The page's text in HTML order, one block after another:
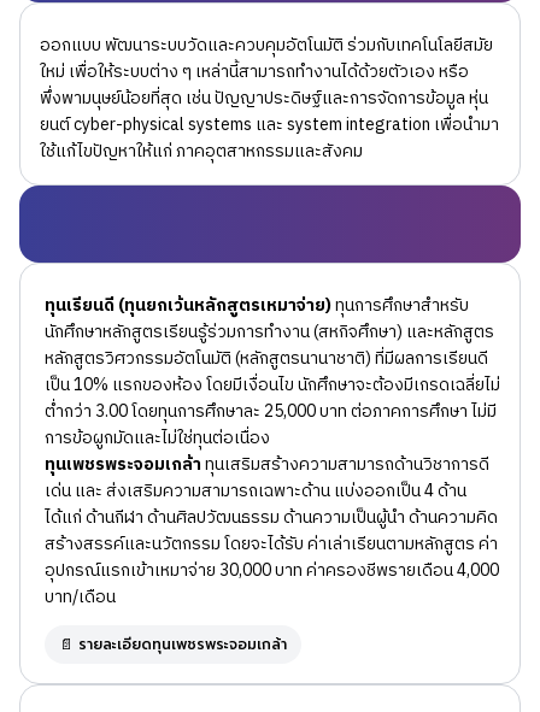
ออกแบบ พัฒนาระบบวัดและควบคุมอัตโนมัติ ร่วมกับเทคโนโลยีสมัย
ใหม่ เพื่อให้ระบบต่าง ๆ เหล่านี้สามารถทำงานได้ด้วยตัวเอง หรือ
พึ่งพามนุษย์น้อยที่สุด เช่น ปัญญาประดิษฐ์และการจัดการข้อมูล หุ่น
ยนต์ cyber-physical systems และ system integration เพื่อนำมา
ใช้แก้ไขปัญหาให้แก่ ภาคอุตสาหกรรมและสังคม
ทุนเรียนดี (ทุนยกเว้นหลักสูตรเหมาจ่าย)ทุนการศึกษาสำหรับ
นักศึกษาหลักสูตรเรียนรู้ร่วมการทำงาน (สหกิจศึกษา) และหลักสูตร
หลักสูตรวิศวกรรมอัตโนมัติ (หลักสูตรนานาชาติ) ที่มีผลการเรียนดี
เป็น 10% แรกของห้อง โดยมีเงื่อนไข นักศึกษาจะต้องมีเกรดเฉลี่ยไม่
ต่ำกว่า 3.00 โดยทุนการศึกษาละ 25,000 บาท ต่อภาคการศึกษา ไม่มี
การข้อผูกมัดและไม่ใช่ทุนต่อเนื่อง
ทุนเพชรพระจอมเกล้าทุนเสริมสร้างความสามารถด้านวิชาการดี
เด่น และ ส่งเสริมความสามารถเฉพาะด้าน แบ่งออกเป็น 4 ด้าน
ได้แก่ ด้านกีฬา ด้านศิลปวัฒนธรรม ด้านความเป็นผู้นำ ด้านความคิด
สร้างสรรค์และนวัตกรรม โดยจะได้รับ ค่าเล่าเรียนตามหลักสูตร ค่า
อุปกรณ์แรกเข้าเหมาจ่าย 30,000 บาท ค่าครองชีพรายเดือน 4,000
บาท/เดือน
📄 รายละเอียดทุนเพชรพระจอมเกล้า